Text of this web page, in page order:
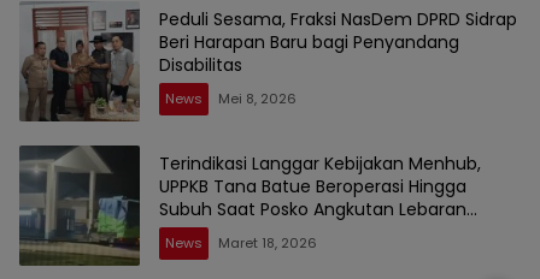
Peduli Sesama, Fraksi NasDem DPRD Sidrap
Beri Harapan Baru bagi Penyandang
Disabilitas
News Mei 8, 2026
Terindikasi Langgar Kebijakan Menhub,
UPPKB Tana Batue Beroperasi Hingga
Subuh Saat Posko Angkutan Lebaran
Berlangsung
News Maret 18, 2026